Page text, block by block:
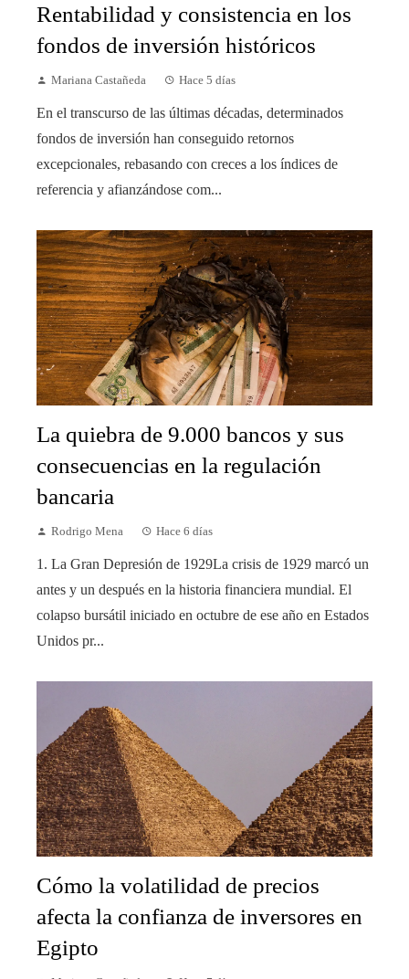
Rentabilidad y consistencia en los
fondos de inversión históricos
Mariana Castañeda Hace 5 días
En el transcurso de las últimas décadas, determinados
fondos de inversión han conseguido retornos
excepcionales, rebasando con creces a los índices de
referencia y afianzándose com...
La quiebra de 9.000 bancos y sus
consecuencias en la regulación
bancaria
Rodrigo Mena Hace 6 días
1. La Gran Depresión de 1929La crisis de 1929 marcó un
antes y un después en la historia financiera mundial. El
colapso bursátil iniciado en octubre de ese año en Estados
Unidos pr...
Cómo la volatilidad de precios
afecta la confianza de inversores en
Egipto